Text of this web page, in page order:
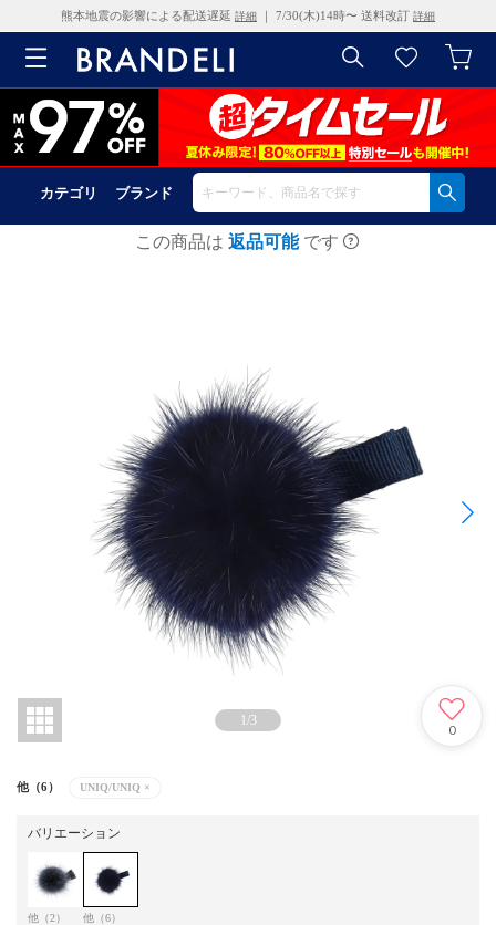
熊本地震の影響による配送遅延 詳細 ｜ 7/30(木)14時〜 送料改訂 詳細
カテゴリ ブランド
この商品は 返品可能 です
1/3
0
他（6） UNIQ/UNIQ ×
バリエーション
他（2） 他（6）